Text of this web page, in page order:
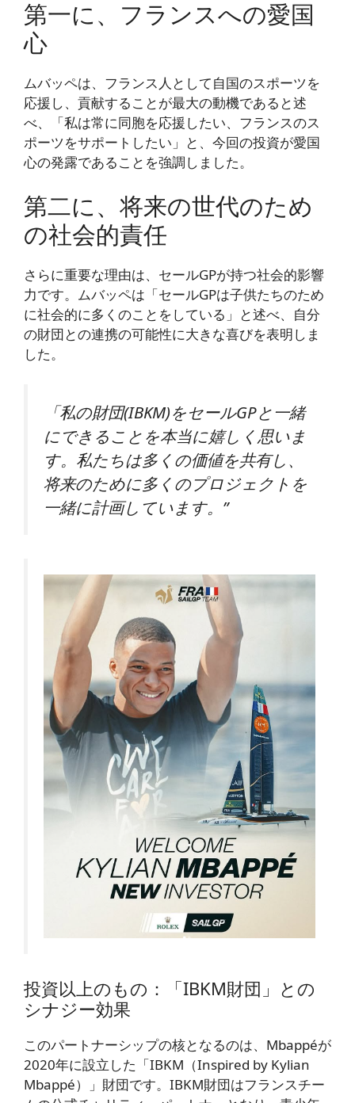
第一に、フランスへの愛国
心
ムバッペは、フランス人として自国のスポーツを
応援し、貢献することが最大の動機であると述
べ、「私は常に同胞を応援したい、フランスのス
ポーツをサポートしたい」と、今回の投資が愛国
心の発露であることを強調しました。
第二に、将来の世代のため
の社会的責任
さらに重要な理由は、セールGPが持つ社会的影響
力です。ムバッペは「セールGPは子供たちのため
に社会的に多くのことをしている」と述べ、自分
の財団との連携の可能性に大きな喜びを表明しま
した。
「私の財団(IBKM)をセールGPと一緒
にできることを本当に嬉しく思いま
す。私たちは多くの価値を共有し、
将来のために多くのプロジェクトを
一緒に計画しています。”
投資以上のもの：「IBKM財団」との
シナジー効果
このパートナーシップの核となるのは、Mbappéが
2020年に設立した「IBKM（Inspired by Kylian
Mbappé）」財団です。IBKM財団はフランスチー